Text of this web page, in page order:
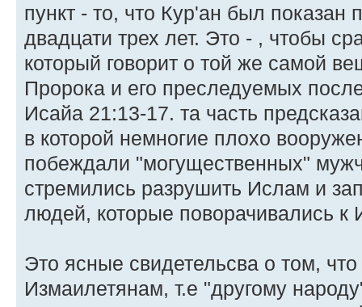
пункт - то, что Кур'ан был показан
двадцати трех лет. Это - , чтобы
который говорит о той же самой
Пророка и его преследуемых
Исайа 21:13-17. та часть
в которой немногие плохо
побеждали "могущественных"
стремились разрушить Ислам и
людей, которые поворачивались к
Это ясные свидетельсва о том,
Измаилетянам, т.е "другому